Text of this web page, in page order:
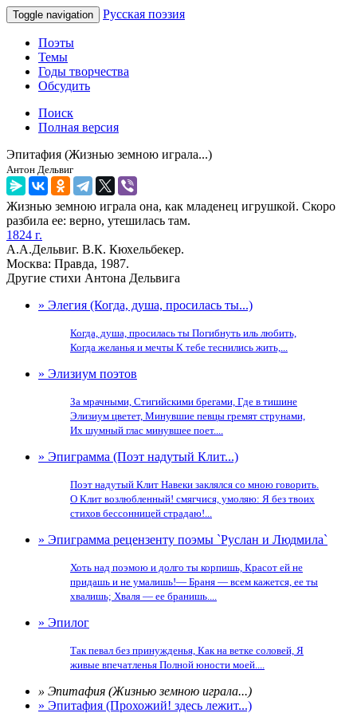
Toggle navigation Русская поэзия
Поэты
Темы
Годы творчества
Обсудить
Поиск
Полная версия
Эпитафия (Жизнью земною играла...)
Антон Дельвиг
Жизнью земною играла она, как младенец игрушкой. Скоро
разбила ее: верно, утешилась там.
1824 г.
А.А.Дельвиг. В.К. Кюхельбекер.
Москва: Правда, 1987.
Другие стихи Антона Дельвига
» Элегия (Когда, душа, просилась ты...)
Когда, душа, просилась ты Погибнуть иль любить,
Когда желанья и мечты К тебе теснились жить,...
» Элизиум поэтов
За мрачными, Стигийскими брегами, Где в тишине
Элизиум цветет, Минувшие певцы гремят струнами,
Их шумный глас минувшее поет....
» Эпиграмма (Поэт надутый Клит...)
Поэт надутый Клит Навеки заклялся со мною говорить.
О Клит возлюбленный! смягчися, умоляю: Я без твоих
стихов бессонницей страдаю!...
» Эпиграмма рецензенту поэмы `Руслан и Людмила`
Хоть над поэмою и долго ты корпишь, Красот ей не
придашь и не умалишь!— Браня — всем кажется, ее ты
хвалишь; Хваля — ее бранишь....
» Эпилог
Так певал без принужденья, Как на ветке соловей, Я
живые впечатленья Полной юности моей....
» Эпитафия (Жизнью земною играла...)
» Эпитафия (Прохожий! здесь лежит...)